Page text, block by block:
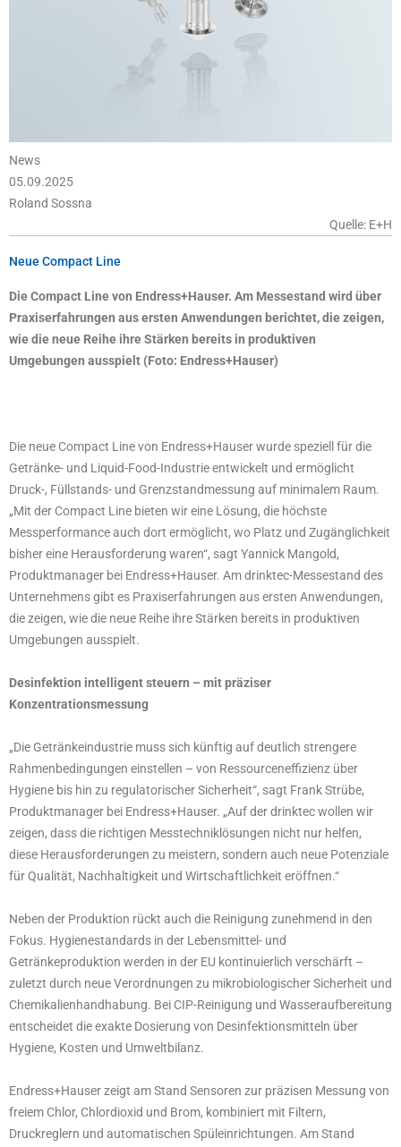
News
05.09.2025
Roland Sossna
Quelle: E+H
Neue Compact Line
Die Compact Line von Endress+Hauser. Am Messestand wird über
Praxiserfahrungen aus ersten Anwendungen berichtet, die zeigen,
wie die neue Reihe ihre Stärken bereits in produktiven
Umgebungen ausspielt (Foto: Endress+Hauser)
Die neue Compact Line von Endress+Hauser wurde speziell für die
Getränke- und Liquid-Food-Industrie entwickelt und ermöglicht
Druck-, Füllstands- und Grenzstandmessung auf minimalem Raum.
„Mit der Compact Line bieten wir eine Lösung, die höchste
Messperformance auch dort ermöglicht, wo Platz und Zugänglichkeit
bisher eine Herausforderung waren“, sagt Yannick Mangold,
Produktmanager bei Endress+Hauser. Am drinktec-Messestand des
Unternehmens gibt es Praxiserfahrungen aus ersten Anwendungen,
die zeigen, wie die neue Reihe ihre Stärken bereits in produktiven
Umgebungen ausspielt.
Desinfektion intelligent steuern – mit präziser
Konzentrationsmessung
„Die Getränkeindustrie muss sich künftig auf deutlich strengere
Rahmenbedingungen einstellen – von Ressourceneffizienz über
Hygiene bis hin zu regulatorischer Sicherheit“, sagt Frank Strübe,
Produktmanager bei Endress+Hauser. „Auf der drinktec wollen wir
zeigen, dass die richtigen Messtechniklösungen nicht nur helfen,
diese Herausforderungen zu meistern, sondern auch neue Potenziale
für Qualität, Nachhaltigkeit und Wirtschaftlichkeit eröffnen.“
Neben der Produktion rückt auch die Reinigung zunehmend in den
Fokus. Hygienestandards in der Lebensmittel- und
Getränkeproduktion werden in der EU kontinuierlich verschärft –
zuletzt durch neue Verordnungen zu mikrobiologischer Sicherheit und
Chemikalienhandhabung. Bei CIP-Reinigung und Wasseraufbereitung
entscheidet die exakte Dosierung von Desinfektionsmitteln über
Hygiene, Kosten und Umweltbilanz.
Endress+Hauser zeigt am Stand Sensoren zur präzisen Messung von
freiem Chlor, Chlordioxid und Brom, kombiniert mit Filtern,
Druckreglern und automatischen Spüleinrichtungen. Am Stand